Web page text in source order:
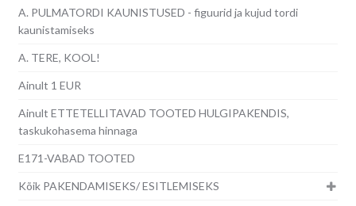
A. PULMATORDI KAUNISTUSED - figuurid ja kujud tordi
kaunistamiseks
A. TERE, KOOL!
Ainult 1 EUR
Ainult ETTETELLITAVAD TOOTED HULGIPAKENDIS,
taskukohasema hinnaga
E171-VABAD TOOTED
Kõik PAKENDAMISEKS/ ESITLEMISEKS